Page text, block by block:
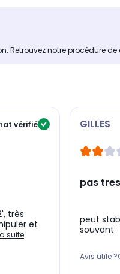
Retrouvez notre procédure de
vérifié
très
et
suite
GILLES
pas
peut
souvant
Avis utile ?